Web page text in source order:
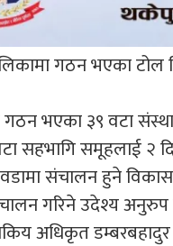
गठन भएका टोल
गठन भएका ३९ वटा
सहभागि समूहलाई २
संचालन हुने
गरिने उदेश्य
अधिकृत